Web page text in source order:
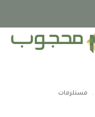
مستلزمات